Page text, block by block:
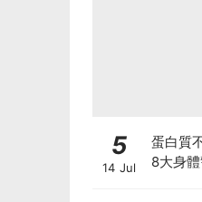
5
14 Jul
蛋白質
8大身